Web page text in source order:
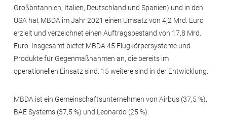
Großbritannien, Italien, Deutschland und Spanien) und in den
USA hat MBDA im Jahr 2021 einen Umsatz von 4,2 Mrd. Euro
erzielt und verzeichnet einen Auftragsbestand von 17,8 Mrd.
Euro. Insgesamt bietet MBDA 45 Flugkörpersysteme und
Produkte für Gegenmaßnahmen an, die bereits im
operationellen Einsatz sind. 15 weitere sind in der Entwicklung.
MBDA ist ein Gemeinschaftsunternehmen von Airbus (37,5 %),
BAE Systems (37,5 %) und Leonardo (25 %).